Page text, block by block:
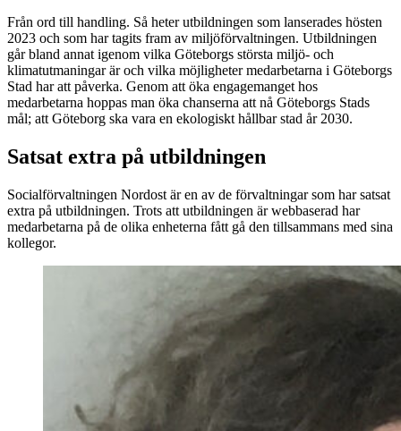
Från ord till handling. Så heter utbildningen som lanserades hösten
2023 och som har tagits fram av miljöförvaltningen. Utbildningen
går bland annat igenom vilka Göteborgs största miljö- och
klimatutmaningar är och vilka möjligheter medarbetarna i Göteborgs
Stad har att påverka. Genom att öka engagemanget hos
medarbetarna hoppas man öka chanserna att nå Göteborgs Stads
mål; att Göteborg ska vara en ekologiskt hållbar stad år 2030.
Satsat extra på utbildningen
Socialförvaltningen Nordost är en av de förvaltningar som har satsat
extra på utbildningen. Trots att utbildningen är webbaserad har
medarbetarna på de olika enheterna fått gå den tillsammans med sina
kollegor.